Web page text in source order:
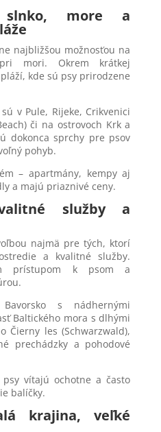
slnko, more a
najbližšou možnosťou na
mori. Okrem krátkej
kde sú psy prirodzene
v Pule, Rijeke, Crikvenici
či na ostrovoch Krk a
dokonca sprchy pre psov
pohyb.
– apartmány, kempy aj
a majú priaznivé ceny.
služby a
najmä pre tých, ktorí
a kvalitné služby.
prístupom k psom a
s nádhernými
Baltického mora s dlhými
Čierny les (Schwarzwald),
prechádzky a pohodové
vítajú ochotne a často
balíčky.
krajina, veľké